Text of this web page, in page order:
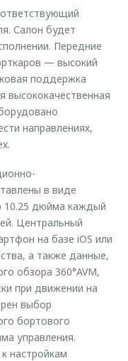
Салон будет
Передние
— высокий
поддержка
высококачественная
направлениях,
в виде
10.25 дюйма каждый
Центральный
на базе iOS или
а также данные,
обзора 360°AVM,
при движении на
выбор
бортового
управления.
настройкам